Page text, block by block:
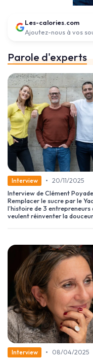
Les-calories.com
Ajoutez-nous à vos
Parole d'experts
Interview • 20/11/2025
Interview de Clément
Remplacer le sucre par le
l’histoire de 3 entrepreneurs
veulent réinventer la douceur
Interview •
08/04/2025